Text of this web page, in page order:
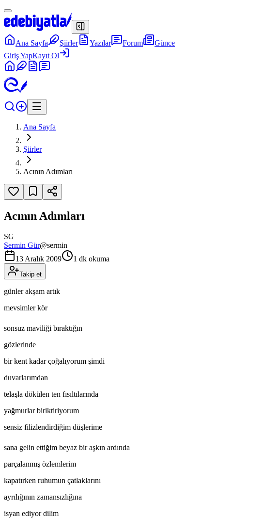
Ana Sayfa Şiirler Yazılar Forum
Günce
Giriş YapKayıt Ol
Ana Sayfa
Şiirler
Acının Adımları
Acının Adımları
SG
Sermin Gür@sermin
13 Aralık 2009
1 dk okuma
Takip et
günler akşam artık
mevsimler kör
sonsuz maviliği bıraktığın
gözlerinde
bir kent kadar çoğalıyorum şimdi
duvarlarımdan
telaşla dökülen ten fısıltılarında
yağmurlar biriktiriyorum
sensiz filizlendirdiğim düşlerime
sana gelin ettiğim beyaz bir aşkın ardında
parçalanmış özlemlerim
kapatırken ruhumun çatlaklarını
ayrılığının zamansızlığına
isyan ediyor dilim